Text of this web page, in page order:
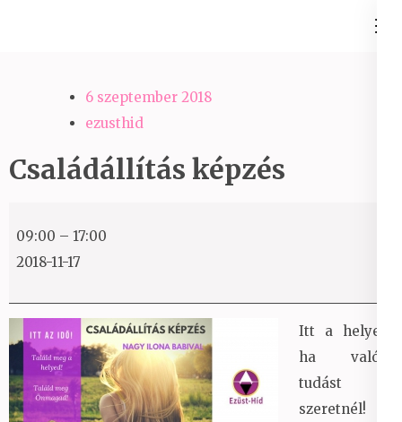
6 szeptember 2018
ezusthid
Családállítás képzés
képzés
09:00 – 17:00
2018-11-17
Itt a helyed,
ha valódi
tudást
szeretnél!